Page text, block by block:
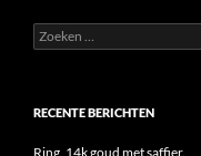
Zoeken
naar:
RECENTE BERICHTEN
Ring, 14k goud met saffier.